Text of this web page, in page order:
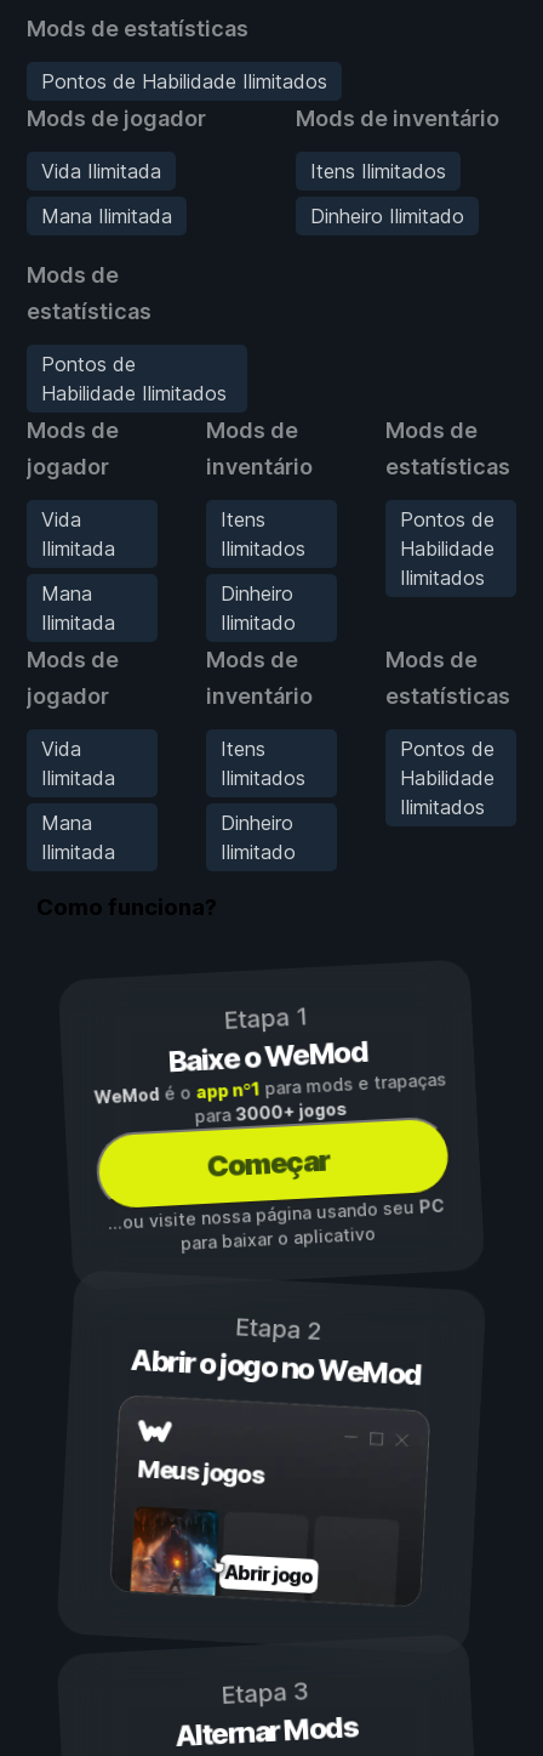
Mods de estatísticas
Pontos de Habilidade Ilimitados
Mods de jogador
Vida Ilimitada
Mana Ilimitada
Mods de
estatísticas
Pontos de
Habilidade Ilimitados
Mods de inventário
Itens Ilimitados
Dinheiro Ilimitado
Mods de
jogador
Vida
Ilimitada
Mana
Ilimitada
Mods de
inventário
Itens
Ilimitados
Dinheiro
Ilimitado
Mods de
estatísticas
Pontos de
Habilidade
Ilimitados
Mods de
jogador
Vida
Ilimitada
Mana
Ilimitada
Mods de
inventário
Itens
Ilimitados
Dinheiro
Ilimitado
Mods de
estatísticas
Pontos de
Habilidade
Ilimitados
Como funciona?
Etapa 1
Baixe o WeMod
WeModé o app nº1para mods e trapaças
para3000+ jogos
Começar
...ou visite nossa página usando seuPC
para baixar o aplicativo
Etapa 2
Abrir o jogo no WeMod
Meus jogos
Abrir jogo
Etapa 3
Alternar Mods